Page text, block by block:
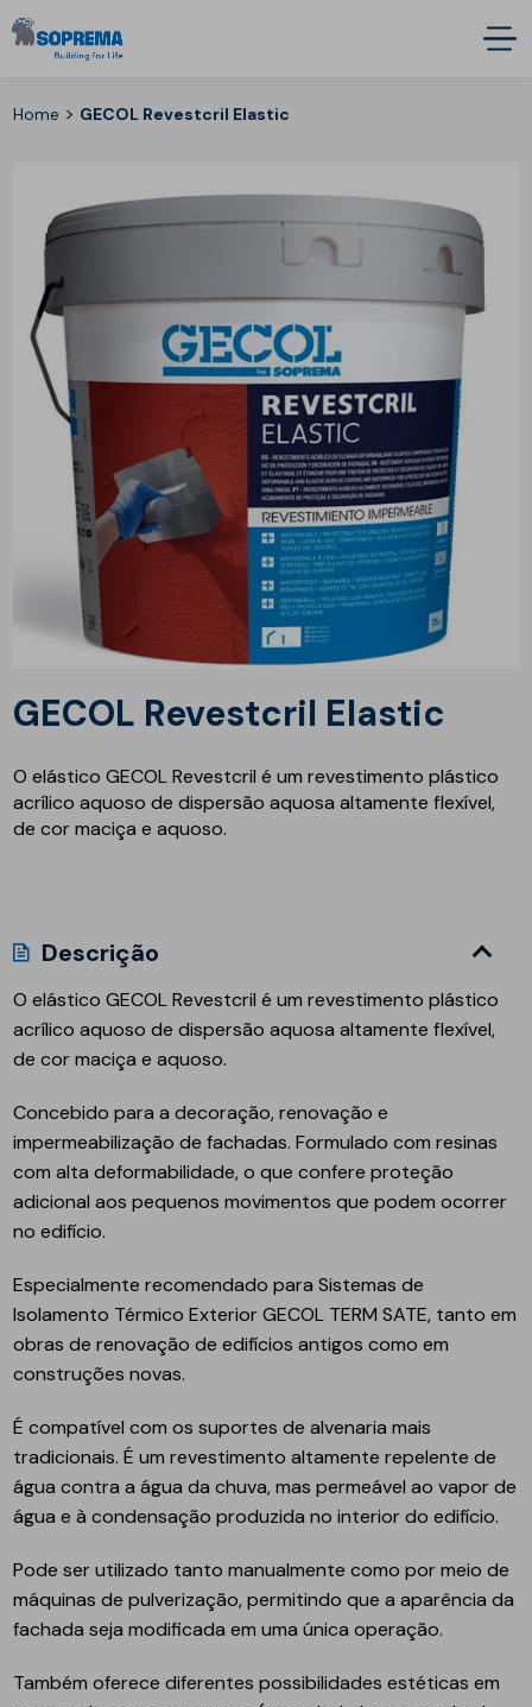
Home > GECOL Revestcril Elastic
GECOL Revestcril Elastic
O elástico GECOL Revestcril é um revestimento plástico
acrílico aquoso de dispersão aquosa altamente flexível,
de cor maciça e aquoso.
Descrição
O elástico GECOL Revestcril é um revestimento plástico
acrílico aquoso de dispersão aquosa altamente flexível,
de cor maciça e aquoso.
Concebido para a decoração, renovação e
impermeabilização de fachadas. Formulado com resinas
com alta deformabilidade, o que confere proteção
adicional aos pequenos movimentos que podem ocorrer
no edifício.
Especialmente recomendado para Sistemas de
Isolamento Térmico Exterior GECOL TERM SATE, tanto em
obras de renovação de edifícios antigos como em
construções novas.
É compatível com os suportes de alvenaria mais
tradicionais. É um revestimento altamente repelente de
água contra a água da chuva, mas permeável ao vapor de
água e à condensação produzida no interior do edifício.
Pode ser utilizado tanto manualmente como por meio de
máquinas de pulverização, permitindo que a aparência da
fachada seja modificada em uma única operação.
Também oferece diferentes possibilidades estéticas em